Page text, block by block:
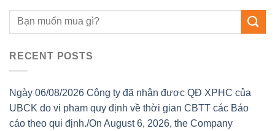
RECENT POSTS
Ngày 06/08/2026 Công ty đã nhận được QĐ XPHC của
UBCK do vi pham quy định về thời gian CBTT các Báo
cáo theo qui định./On August 6, 2026, the Company